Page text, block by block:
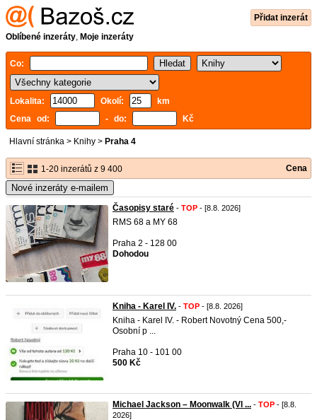
Přidat inzerát
Oblíbené inzeráty, Moje inzeráty
Co:
Lokalita: Okolí:
km
Cena od:
- do: Kč
Hlavní stránka > Knihy > Praha 4
1-20 inzerátů z 9 400 Cena
Nové inzeráty e-mailem
Časopisy staré - TOP - [8.8. 2026]
RMS 68 a MY 68
Praha 2 - 128 00
Dohodou
Kniha - Karel IV. - TOP - [8.8. 2026]
Kniha - Karel IV. - Robert Novotný Cena 500,-
Osobní p ...
Praha 10 - 101 00
500 Kč
Michael Jackson – Moonwalk (Vl ... - TOP - [8.8.
2026]